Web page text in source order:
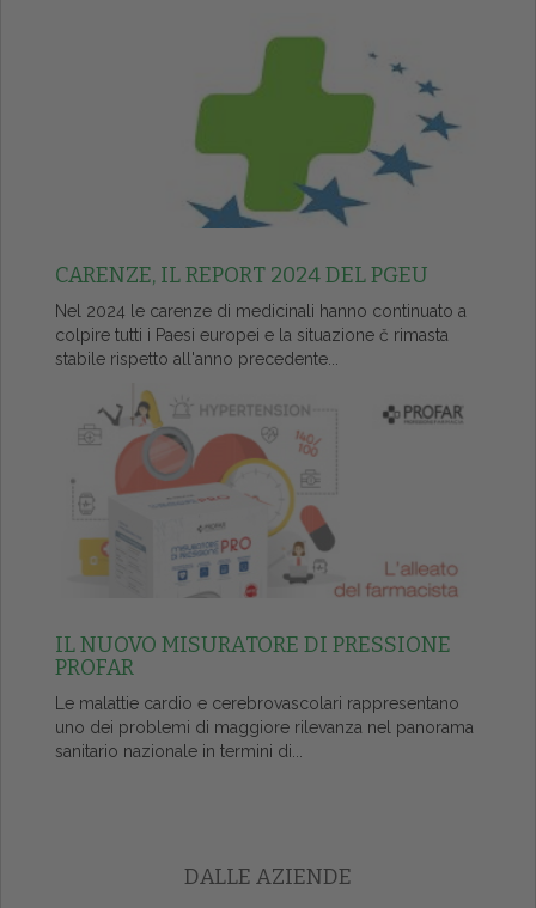
CARENZE, IL REPORT 2024 DEL PGEU
Nel 2024 le carenze di medicinali hanno continuato a
colpire tutti i Paesi europei e la situazione č rimasta
stabile rispetto all'anno precedente...
IL NUOVO MISURATORE DI PRESSIONE
PROFAR
Le malattie cardio e cerebrovascolari rappresentano
uno dei problemi di maggiore rilevanza nel panorama
sanitario nazionale in termini di...
DALLE AZIENDE